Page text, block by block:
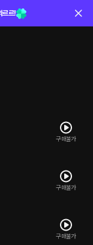
르르!
구매불가
구매불가
구매불가